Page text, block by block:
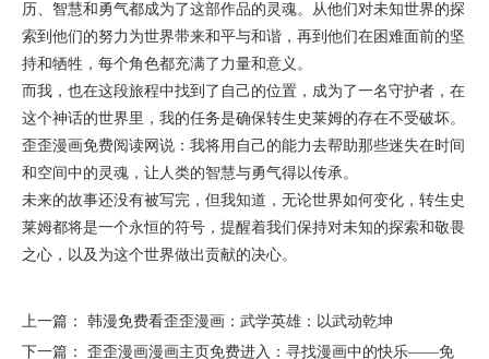
历、智慧和勇气都成为了这部作品的灵魂。从他们对未知世界的探
索到他们的努力为世界带来和平与和谐，再到他们在困难面前的坚
持和牺牲，每个角色都充满了力量和意义。
而我，也在这段旅程中找到了自己的位置，成为了一名守护者，在
这个神话的世界里，我的任务是确保转生史莱姆的存在不受破坏。
歪歪漫画免费阅读网说：我将用自己的能力去帮助那些迷失在时间
和空间中的灵魂，让人类的智慧与勇气得以传承。
未来的故事还没有被写完，但我知道，无论世界如何变化，转生史
莱姆都将是一个永恒的符号，提醒着我们保持对未知的探索和敬畏
之心，以及为这个世界做出贡献的决心。
上一篇：
韩漫免费看歪歪漫画：武学英雄：以武动乾坤
下一篇：
歪歪漫画漫画主页免费进入：寻找漫画中的快乐——免